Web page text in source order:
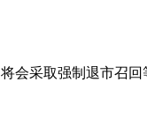
采取强制退市召